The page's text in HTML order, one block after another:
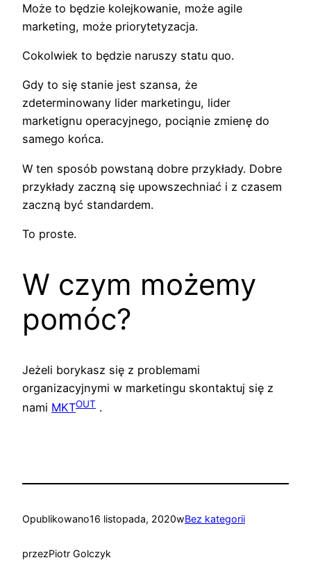
Może to będzie kolejkowanie, może agile
marketing, może priorytetyzacja.
Cokolwiek to będzie naruszy statu quo.
Gdy to się stanie jest szansa, że
zdeterminowany lider marketingu, lider
marketignu operacyjnego, pociąnie zmienę do
samego końca.
W ten sposób powstaną dobre przykłady. Dobre
przykłady zaczną się upowszechniać i z czasem
zaczną być standardem.
To proste.
W czym możemy
pomóc?
Jeżeli borykasz się z problemami
organizacyjnymi w marketingu skontaktuj się z
nami MKTOUT .
Opublikowano16 listopada, 2020wBez kategorii
przezPiotr Golczyk